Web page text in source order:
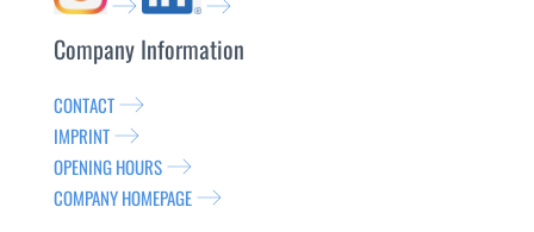
Company Information
CONTACT
IMPRINT
OPENING HOURS
COMPANY HOMEPAGE